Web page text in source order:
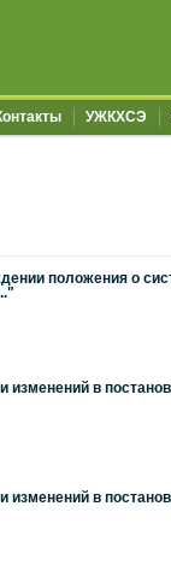
УЖКХСЭ
положения о
в
в